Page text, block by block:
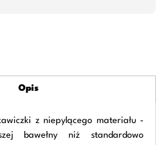
Opis
z niepylącego materiału -
bawełny niż standardowo